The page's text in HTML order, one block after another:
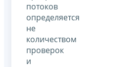
потоков
определяется
не
количеством
проверок
и